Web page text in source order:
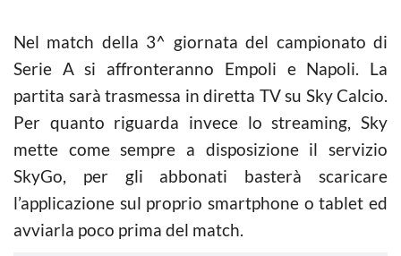
Nel match della 3^ giornata del campionato di
Serie A si affronteranno Empoli e Napoli. La
partita sarà trasmessa in diretta TV su Sky Calcio.
Per quanto riguarda invece lo streaming, Sky
mette come sempre a disposizione il servizio
SkyGo, per gli abbonati basterà scaricare
l’applicazione sul proprio smartphone o tablet ed
avviarla poco prima del match.